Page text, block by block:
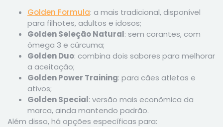
Golden Formula: a mais tradicional, disponível
para filhotes, adultos e idosos;
Golden Seleção Natural: sem corantes, com
ômega 3 e cúrcuma;
Golden Duo: combina dois sabores para melhorar
a aceitação;
Golden Power Training: para cães atletas e
ativos;
Golden Special: versão mais econômica da
marca, ainda mantendo padrão.
Além disso, há opções específicas para: